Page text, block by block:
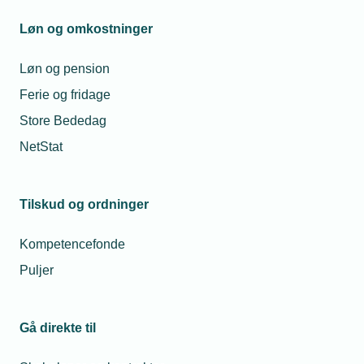
Løn og omkostninger
Løn og pension
Ferie og fridage
Store Bededag
NetStat
Tilskud og ordninger
Kompetencefonde
Puljer
Gå direkte til
Foretrækker man en gennemgang af processen på
for-trin guidemed tilhørende links.
Læs mere om samme emne:
TEKNIQ FORKLARET